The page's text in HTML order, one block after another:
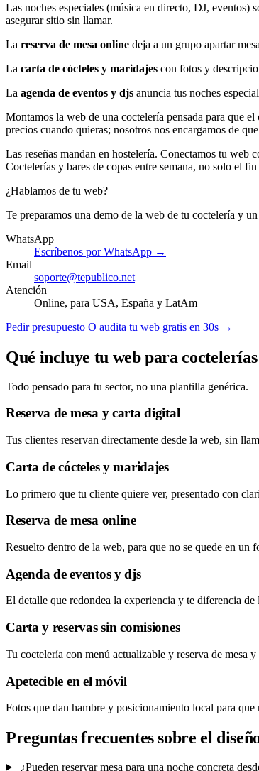
Las noches especiales (música en directo, DJ, eventos)
asegurar sitio sin llamar.
La reserva de mesa online deja a un grupo apartar
La carta de cócteles y maridajes con fotos y
La agenda de eventos y djs anuncia tus noches
Montamos la web de una coctelería pensada para que
precios cuando quieras; nosotros nos encargamos de
Las reseñas mandan en hostelería. Conectamos tu
Coctelerías y bares de copas entre semana, no solo el fin
¿Hablamos de tu web?
Te preparamos una demo de la web de tu coctelería y
WhatsApp
Escríbenos por WhatsApp →
Email
soporte@tepublico.net
Atención
Online, para USA, España y LatAm
Pedir presupuesto O audita tu web gratis en 30s →
Qué incluye tu web para coctelerías
Todo pensado para tu sector, no una plantilla genérica.
Reserva de mesa y carta digital
Tus clientes reservan directamente desde la web, sin
Carta de cócteles y maridajes
Lo primero que tu cliente quiere ver, presentado con
Reserva de mesa online
Resuelto dentro de la web, para que no se quede en un
Agenda de eventos y djs
El detalle que redondea la experiencia y te diferencia de
Carta y reservas sin comisiones
Tu coctelería con menú actualizable y reserva de mesa
Apetecible en el móvil
Fotos que dan hambre y posicionamiento local para que
Preguntas frecuentes sobre el
¿Pueden reservar mesa para una noche concreta